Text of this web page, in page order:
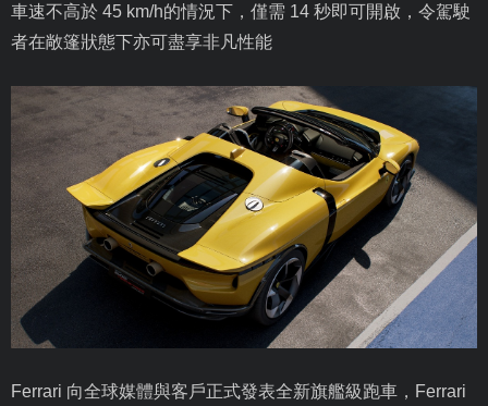
車速不高於 45 km/h的情況下，僅需 14 秒即可開啟，令駕駛
者在敞篷狀態下亦可盡享非凡性能
Ferrari 向全球媒體與客戶正式發表全新旗艦級跑車， Ferrari